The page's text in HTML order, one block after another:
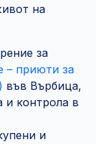
на
за
– приюти за
във Върбица,
и контрола в
и